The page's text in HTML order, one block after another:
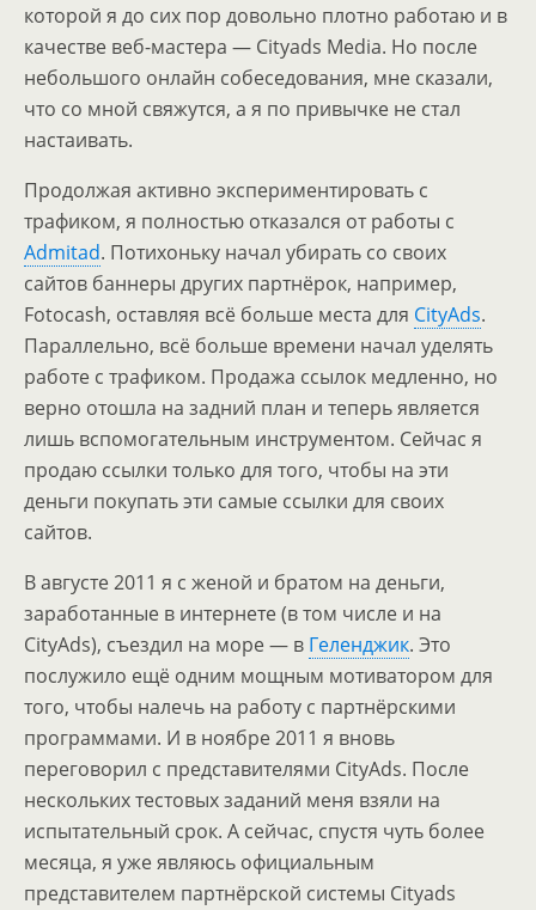
которой я до сих пор довольно плотно работаю и в
качестве веб-мастера — Cityads Media. Но после
небольшого онлайн собеседования, мне сказали,
что со мной свяжутся, а я по привычке не стал
настаивать.
Продолжая активно экспериментировать с
трафиком, я полностью отказался от работы с
Admitad. Потихоньку начал убирать со своих
сайтов баннеры других партнёрок, например,
Fotocash, оставляя всё больше места для CityAds.
Параллельно, всё больше времени начал уделять
работе с трафиком. Продажа ссылок медленно, но
верно отошла на задний план и теперь является
лишь вспомогательным инструментом. Сейчас я
продаю ссылки только для того, чтобы на эти
деньги покупать эти самые ссылки для своих
сайтов.
В августе 2011 я с женой и братом на деньги,
заработанные в интернете (в том числе и на
CityAds), съездил на море — в Геленджик. Это
послужило ещё одним мощным мотиватором для
того, чтобы налечь на работу с партнёрскими
программами. И в ноябре 2011 я вновь
переговорил с представителями CityAds. После
нескольких тестовых заданий меня взяли на
испытательный срок. А сейчас, спустя чуть более
месяца, я уже являюсь официальным
представителем партнёрской системы Cityads